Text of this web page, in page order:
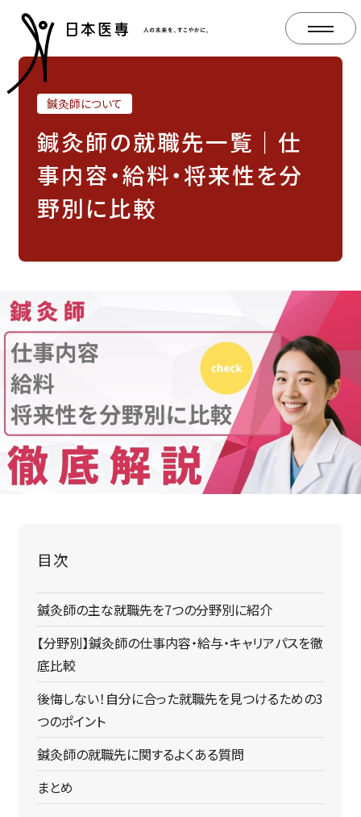
鍼灸師について
鍼灸師の就職先一覧｜仕
事内容・給料・将来性を分
野別に比較
鍼灸師の主な就職先を7つの分野別に紹介
【分野別】鍼灸師の仕事内容・給与・キャリアパスを徹
底比較
後悔しない！自分に合った就職先を見つけるための3
つのポイント
鍼灸師の就職先に関するよくある質問
まとめ